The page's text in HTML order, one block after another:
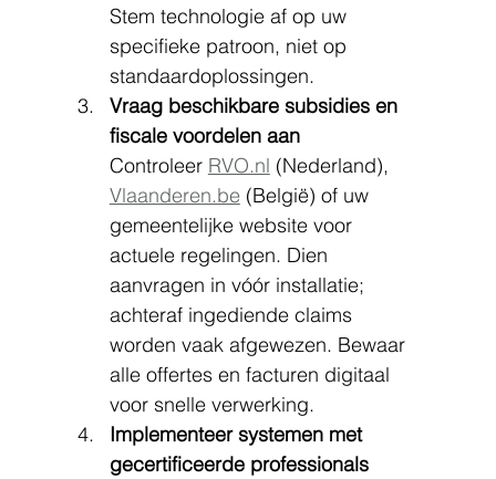
Stem technologie af op uw
specifieke patroon, niet op
standaardoplossingen.
Vraag beschikbare subsidies en
fiscale voordelen aan
Controleer RVO.nl (Nederland),
Vlaanderen.be (België) of uw
gemeentelijke website voor
actuele regelingen. Dien
aanvragen in vóór installatie;
achteraf ingediende claims
worden vaak afgewezen. Bewaar
alle offertes en facturen digitaal
voor snelle verwerking.
Implementeer systemen met
gecertificeerde professionals